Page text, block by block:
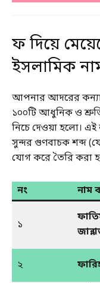
ফ দিয়ে
ইসলামিক
আপনার আদরের কন্যা
১০০টি আধুনিক ও
নিচে দেওয়া হলো।
সুন্দর গুণবাচক শব্দ
যোগ করে তৈরি করা
নং নাম
১
২